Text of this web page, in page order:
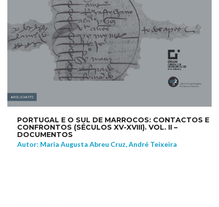
PORTUGAL E O SUL DE MARROCOS: CONTACTOS E
CONFRONTOS (SÉCULOS XV-XVIII). VOL. II –
DOCUMENTOS
Autor: Maria Augusta Abreu Cruz, André Teixeira